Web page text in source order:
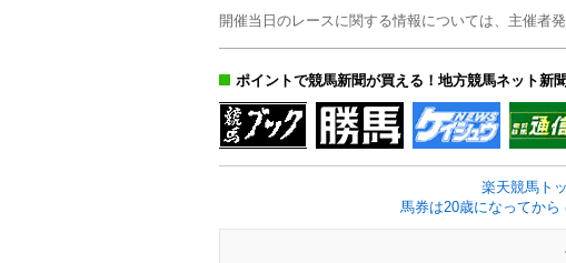
開催当日のレースに関する情報については、主催者
ポイントで競馬新聞が買える！地方競馬ネット新聞
楽天競馬ト
馬券は20歳になってか